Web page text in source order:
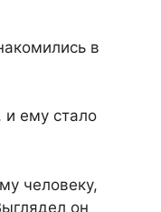
в
ему стало
человеку,
он